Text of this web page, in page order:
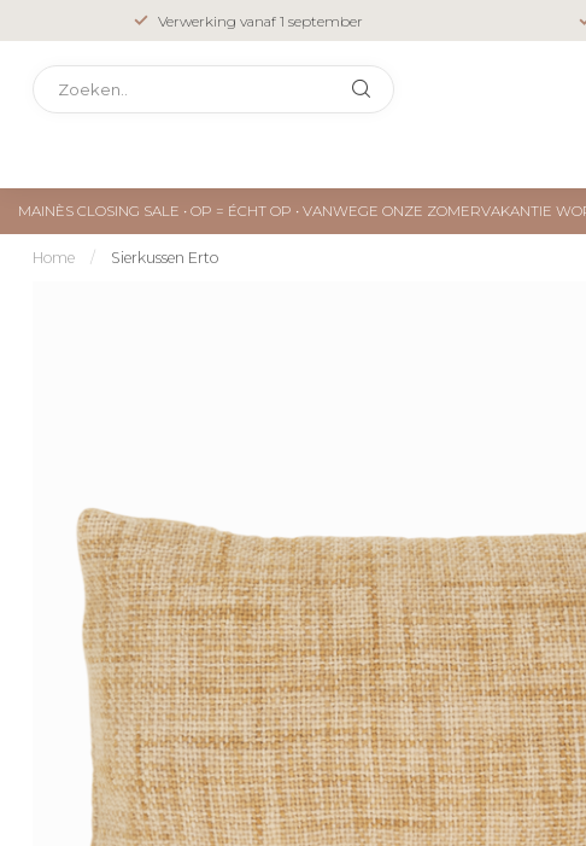
Verwerking vanaf 1 september
MAINÈS CLOSING SALE • OP = ÉCHT OP • VANWEGE ONZE ZOMERVAKANTIE
Home / Sierkussen Erto